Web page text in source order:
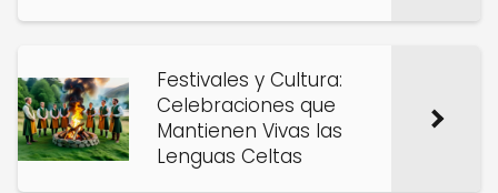
Festivales y Cultura:
Celebraciones que
Mantienen Vivas las
Lenguas Celtas